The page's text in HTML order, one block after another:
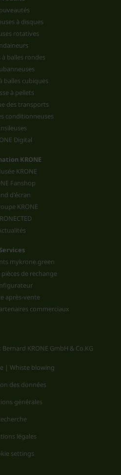
à disques
rotatives
à balles rondes
balles cubiques
à pellets
des transports
conditionneuses
Digital
KRONE
KRONE
Fanshop
d'écran
KRONE
Services
mykrone.green
de rechange
après-vente
commerciaux
KRONE GmbH & Co.KG
| Whiste blowing
des données
générales
légales
settings